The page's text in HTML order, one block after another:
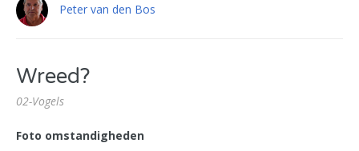
Peter van den Bos
Wreed?
02-Vogels
Foto omstandigheden